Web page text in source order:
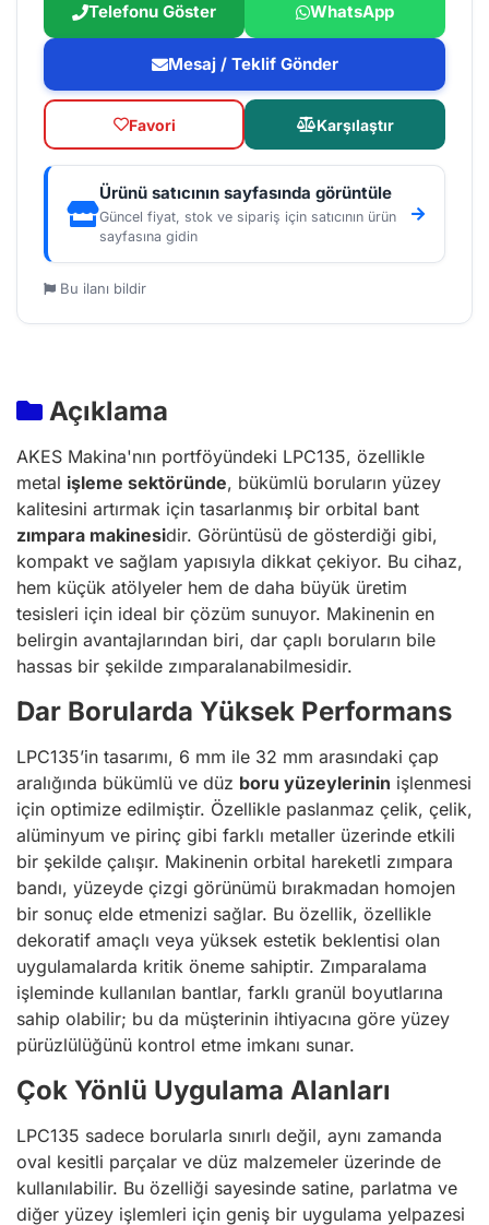
Telefonu Göster WhatsApp
Mesaj / Teklif Gönder
Favori Karşılaştır
Ürünü satıcının sayfasında görüntüle
Güncel fiyat, stok ve sipariş için satıcının ürün
sayfasına gidin
Bu ilanı bildir
Açıklama
AKES Makina'nın portföyündeki LPC135, özellikle
metal işleme sektöründe, bükümlü boruların yüzey
kalitesini artırmak için tasarlanmış bir orbital bant
zımpara makinesidir. Görüntüsü de gösterdiği gibi,
kompakt ve sağlam yapısıyla dikkat çekiyor. Bu cihaz,
hem küçük atölyeler hem de daha büyük üretim
tesisleri için ideal bir çözüm sunuyor. Makinenin en
belirgin avantajlarından biri, dar çaplı boruların bile
hassas bir şekilde zımparalanabilmesidir.
Dar Borularda Yüksek Performans
LPC135’in tasarımı, 6 mm ile 32 mm arasındaki çap
aralığında bükümlü ve düz boru yüzeylerinin işlenmesi
için optimize edilmiştir. Özellikle paslanmaz çelik, çelik,
alüminyum ve pirinç gibi farklı metaller üzerinde etkili
bir şekilde çalışır. Makinenin orbital hareketli zımpara
bandı, yüzeyde çizgi görünümü bırakmadan homojen
bir sonuç elde etmenizi sağlar. Bu özellik, özellikle
dekoratif amaçlı veya yüksek estetik beklentisi olan
uygulamalarda kritik öneme sahiptir. Zımparalama
işleminde kullanılan bantlar, farklı granül boyutlarına
sahip olabilir; bu da müşterinin ihtiyacına göre yüzey
pürüzlülüğünü kontrol etme imkanı sunar.
Çok Yönlü Uygulama Alanları
LPC135 sadece borularla sınırlı değil, aynı zamanda
oval kesitli parçalar ve düz malzemeler üzerinde de
kullanılabilir. Bu özelliği sayesinde satine, parlatma ve
diğer yüzey işlemleri için geniş bir uygulama yelpazesi